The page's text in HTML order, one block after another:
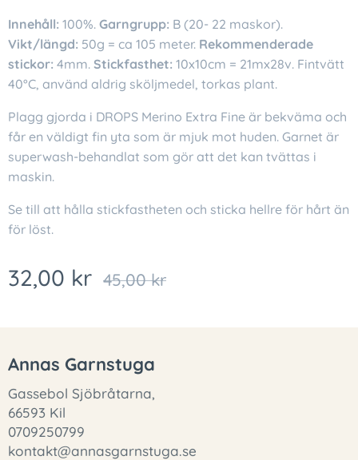
Innehåll: 100%. Garngrupp: B (20- 22 maskor).
Vikt/längd: 50g = ca 105 meter. Rekommenderade
stickor: 4mm. Stickfasthet: 10x10cm = 21mx28v. Fintvätt
40°C, använd aldrig sköljmedel, torkas plant.
Plagg gjorda i DROPS Merino Extra Fine är bekväma och
får en väldigt fin yta som är mjuk mot huden. Garnet är
superwash-behandlat som gör att det kan tvättas i
maskin.
Se till att hålla stickfastheten och sticka hellre för hårt än
för löst.
32,00 kr 45,00kr
Annas Garnstuga
Gassebol Sjöbråtarna,
66593 Kil
0709250799
kontakt@annasgarnstuga.se